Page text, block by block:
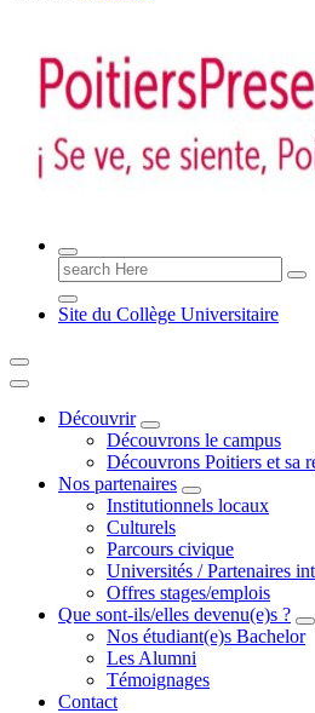
Poitiers presente !
Search
for:
Site du Collège Universitaire
Découvrir
Découvrons le campus
Découvrons Poitiers et sa
Nos partenaires
Institutionnels locaux
Culturels
Parcours civique
Universités / Partenaires
Offres stages/emplois
Que sont-ils/elles devenu(e)s ?
Nos étudiant(e)s Bachelor
Les Alumni
Témoignages
Contact